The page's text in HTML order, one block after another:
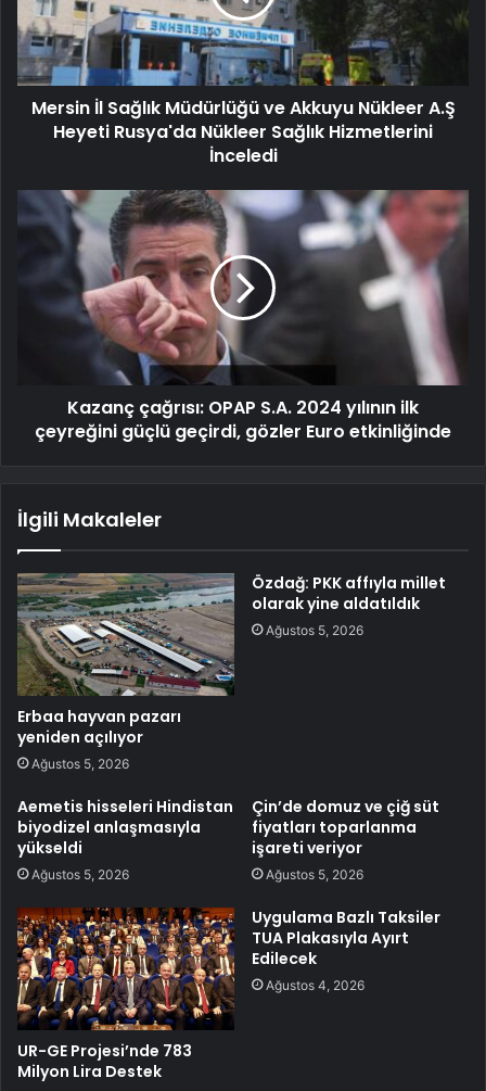
Mersin İl Sağlık Müdürlüğü ve Akkuyu Nükleer A.Ş
Heyeti Rusya'da Nükleer Sağlık Hizmetlerini
İnceledi
Kazanç çağrısı: OPAP S.A. 2024 yılının ilk
çeyreğini güçlü geçirdi, gözler Euro etkinliğinde
İlgili Makaleler
Erbaa hayvan pazarı
yeniden açılıyor
Ağustos 5, 2026
Özdağ: PKK affıyla millet
olarak yine aldatıldık
Ağustos 5, 2026
Aemetis hisseleri Hindistan
biyodizel anlaşmasıyla
yükseldi
Ağustos 5, 2026
Çin’de domuz ve çiğ süt
fiyatları toparlanma
işareti veriyor
Ağustos 5, 2026
UR-GE Projesi’nde 783
Milyon Lira Destek
Uygulama Bazlı Taksiler
TUA Plakasıyla Ayırt
Edilecek
Ağustos 4, 2026